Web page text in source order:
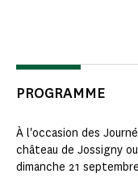
PROGRAMME
À l'occasion des
château de Jossigny
dimanche 21